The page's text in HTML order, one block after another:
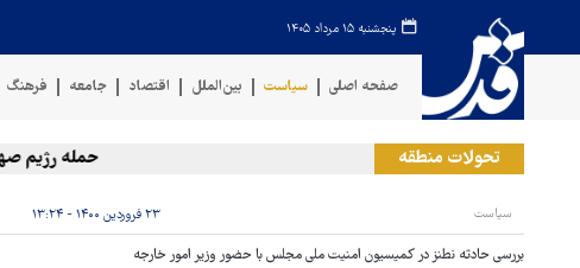
پنجشنبه ۱۵ مرداد ۱۴۰۵
صفحه اصلی سیاست بین‌الملل اقتصاد جامعه فرهنگ
تحولات منطقه حمله رژیم
سیاست ۲۳ فروردین ۱۴۰۰ - ۱۳:۲۴
بررسی حادثه نطنز در کمیسیون امنیت ملی مجلس با حضور وزیر امور خارجه